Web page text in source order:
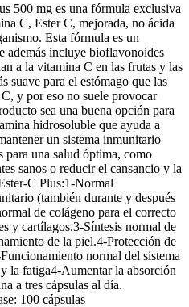
500 mg es una fórmula exclusiva
C, Ester C, mejorada, no ácida
Esta fórmula es un
además incluye bioflavonoides
a la vitamina C en las frutas y las
suave para el estómago que las
y por eso no suele provocar
sea una buena opción para
hidrosoluble que ayuda a
un sistema inmunitario
una salud óptima, como
sanos o reducir el cansancio y la
C Plus:1-Normal
(también durante y después
de colágeno para el correcto
y cartílagos.3-Síntesis normal de
de la piel.4-Protección de
normal del sistema
la fatiga4-Aumentar la absorción
a tres cápsulas al día.
100 cápsulas